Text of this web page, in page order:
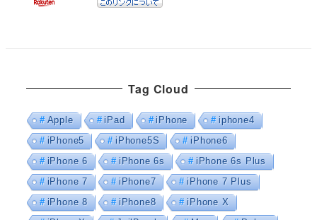
Tag Cloud
Apple iPad iPhone
iphone4
iPhone5
iPhone5S
iPhone6
iPhone 6
iPhone 6s
iPhone 6s Plus
iPhone 7
iPhone7
iPhone 7 Plus
iPhone 8
iPhone8
iPhone X